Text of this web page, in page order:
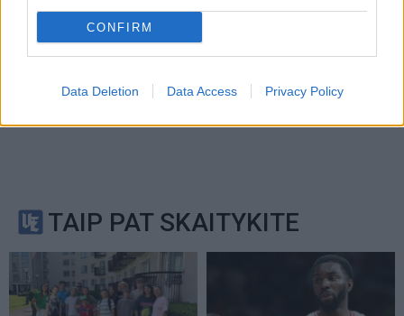
CONFIRM
Data Deletion Data Access Privacy Policy
TAIP PAT SKAITYKITE